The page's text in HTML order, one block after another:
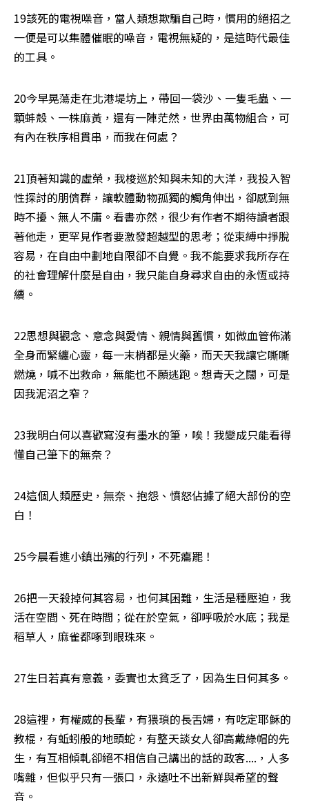
19該死的電視噪音，當人類想欺騙自己時，慣用的絕招之
一便是可以集體催眠的噪音，電視無疑的，是這時代最佳
的工具。
20今早晃蕩走在北港堤坊上，帶回一袋沙、一隻毛蟲、一
顆蚌殼、一株麻黃，還有一陣茫然，世界由萬物組合，可
有內在秩序相貫串，而我在何處？
21頂著知識的虛榮，我梭巡於知與未知的大洋，我投入智
性探討的朋儕群，讓軟體動物孤獨的觸角伸出，卻感到無
時不擾、無人不庸。看書亦然，很少有作者不期待讀者跟
著他走，更罕見作者要激發超越型的思考；從束縛中掙脫
容易，在自由中劃地自限卻不自覺。我不能要求我所存在
的社會理解什麼是自由，我只能自身尋求自由的永恆或持
續。
22思想與觀念、意念與愛情、親情與舊慣，如微血管佈滿
全身而緊纏心靈，每一末梢都是火藥，而天天我讓它嘶嘶
燃燒，喊不出救命，無能也不願逃跑。想青天之闊，可是
因我泥沼之窄？
23我明白何以喜歡寫沒有墨水的筆，唉！我變成只能看得
懂自己筆下的無奈？
24這個人類歷史，無奈、抱怨、憤怒佔據了絕大部份的空
白！
25今晨看進小鎮出殯的行列，不死癟罷！
26把一天殺掉何其容易，也何其困難，生活是種壓迫，我
活在空間、死在時間；從在於空氣，卻呼吸於水底；我是
稻草人，麻雀都啄到眼珠來。
27生日若真有意義，委實也太貧乏了，因為生日何其多。
28這裡，有權威的長輩，有猥瑣的長舌婦，有吃定耶穌的
教棍，有蚯蚓般的地頭蛇，有整天談女人卻高戴綠帽的先
生，有互相傾軋卻絕不相信自己講出的話的政客....，人多
嘴雜，但似乎只有一張口，永遠吐不出新鮮與希望的聲
音。